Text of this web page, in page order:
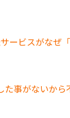
ービスがなぜ
た事がないか